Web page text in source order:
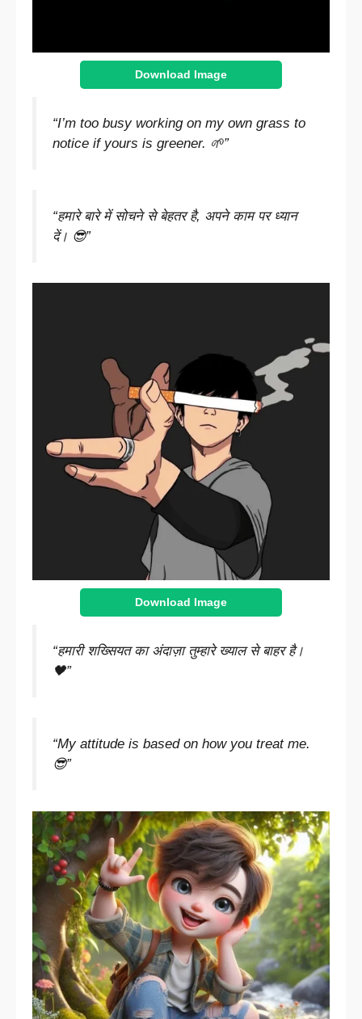
Download Image
“I’m too busy working on my own grass to
notice if yours is greener. 🌱”
“हमारे बारे में सोचने से बेहतर है, अपने काम पर ध्यान
दें। 😎”
Download Image
“हमारी शख्सियत का अंदाज़ा तुम्हारे ख्याल से बाहर है।
🖤”
“My attitude is based on how you treat me.
😎”